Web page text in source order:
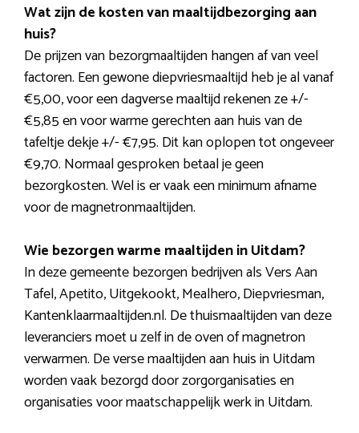
Wat zijn de kosten van maaltijdbezorging aan
huis?
De prijzen van bezorgmaaltijden hangen af van veel
factoren. Een gewone diepvriesmaaltijd heb je al vanaf
€5,00, voor een dagverse maaltijd rekenen ze +/-
€5,85 en voor warme gerechten aan huis van de
tafeltje dekje +/- €7,95. Dit kan oplopen tot ongeveer
€9,70. Normaal gesproken betaal je geen
bezorgkosten. Wel is er vaak een minimum afname
voor de magnetronmaaltijden.
Wie bezorgen warme maaltijden in Uitdam?
In deze gemeente bezorgen bedrijven als Vers Aan
Tafel, Apetito, Uitgekookt, Mealhero, Diepvriesman,
Kantenklaarmaaltijden.nl. De thuismaaltijden van deze
leveranciers moet u zelf in de oven of magnetron
verwarmen. De verse maaltijden aan huis in Uitdam
worden vaak bezorgd door zorgorganisaties en
organisaties voor maatschappelijk werk in Uitdam.